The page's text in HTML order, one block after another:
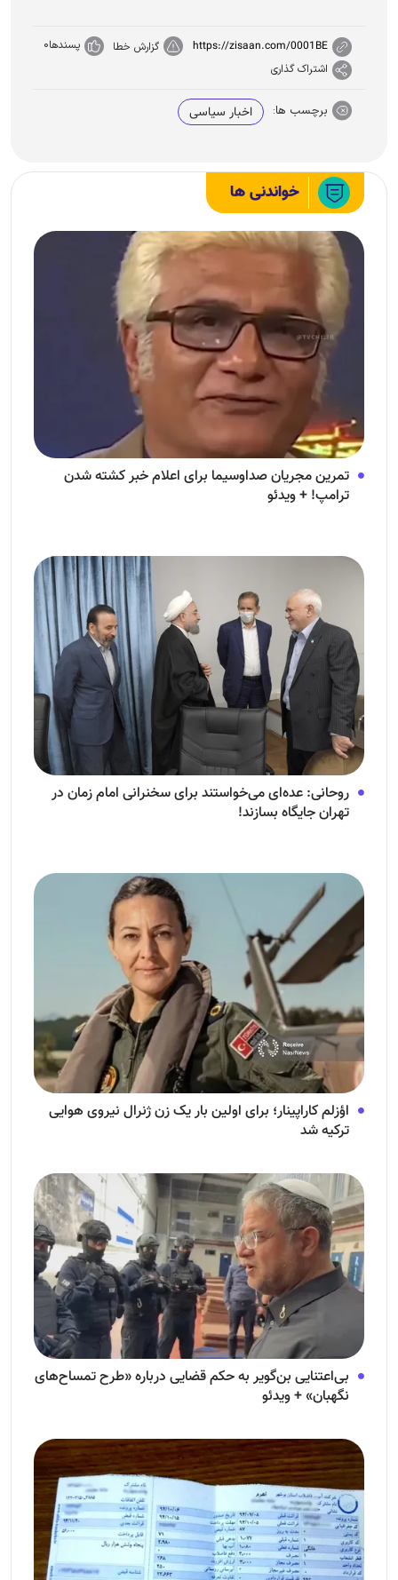
https://zisaan.com/0001BE گزارش خطا پسندها0
اشتراک گذاری
برچسب ها: اخبار سیاسی
خواندنی ها
تمرین مجریان صداوسیما برای اعلام خبر کشته شدن
ترامپ! + ویدئو
روحانی: عده‌ای می‌خواستند برای سخنرانی امام زمان در
تهران جایگاه بسازند!
اؤزلم کاراپینار؛ برای اولین بار یک زن ژنرال نیروی هوایی
ترکیه شد
بی‌اعتنایی بن‌گویر به حکم قضایی درباره «طرح تمساح‌های
نگهبان» + ویدئو